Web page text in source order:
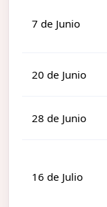
7 de Junio
20 de Junio
28 de Junio
16 de Julio